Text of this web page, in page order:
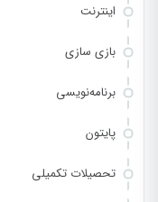
اینترنت
بازی سازی
برنامه‌نویسی
پایتون
تحصیلات تکمیلی